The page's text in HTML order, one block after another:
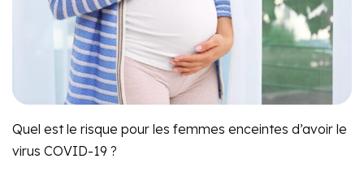
Quel est le risque pour les femmes enceintes d’avoir le
virus COVID-19 ?